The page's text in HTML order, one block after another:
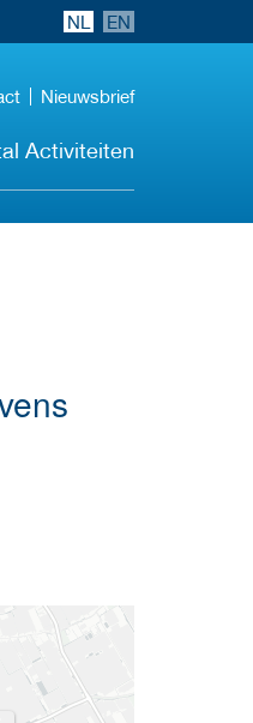
NL EN
Nieuwsbrief
Activiteiten